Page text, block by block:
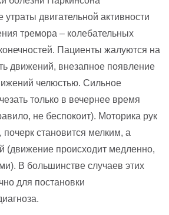
двигательной активности
тремора – колебательных
Пациенты жалуются на
движений, внезапное появление
челюстью. Сильное
только в вечернее время
не беспокоит). Моторика рук
становится мелким, а
(движение происходит медленно,
В большинстве случаев этих
для постановки